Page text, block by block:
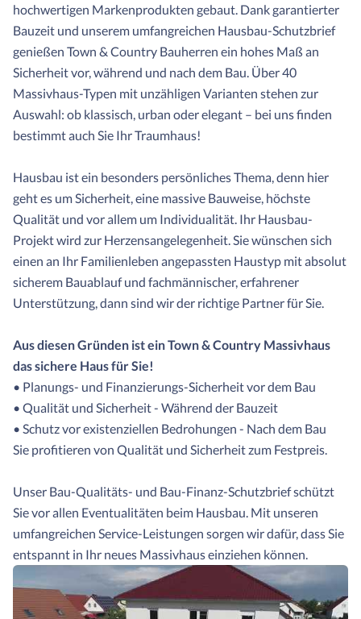
hochwertigen Markenprodukten gebaut. Dank garantierter
Bauzeit und unserem umfangreichen Hausbau-Schutzbrief
genießen Town & Country Bauherren ein hohes Maß an
Sicherheit vor, während und nach dem Bau. Über 40
Massivhaus-Typen mit unzähligen Varianten stehen zur
Auswahl: ob klassisch, urban oder elegant – bei uns finden
bestimmt auch Sie Ihr Traumhaus!
Hausbau ist ein besonders persönliches Thema, denn hier
geht es um Sicherheit, eine massive Bauweise, höchste
Qualität und vor allem um Individualität. Ihr Hausbau-
Projekt wird zur Herzensangelegenheit. Sie wünschen sich
einen an Ihr Familienleben angepassten Haustyp mit absolut
sicherem Bauablauf und fachmännischer, erfahrener
Unterstützung, dann sind wir der richtige Partner für Sie.
Aus diesen Gründen ist ein Town & Country Massivhaus
das sichere Haus für Sie!
• Planungs- und Finanzierungs-Sicherheit vor dem Bau
• Qualität und Sicherheit - Während der Bauzeit
• Schutz vor existenziellen Bedrohungen - Nach dem Bau
Sie profitieren von Qualität und Sicherheit zum Festpreis.
Unser Bau-Qualitäts- und Bau-Finanz-Schutzbrief schützt
Sie vor allen Eventualitäten beim Hausbau. Mit unseren
umfangreichen Service-Leistungen sorgen wir dafür, dass Sie
entspannt in Ihr neues Massivhaus einziehen können.